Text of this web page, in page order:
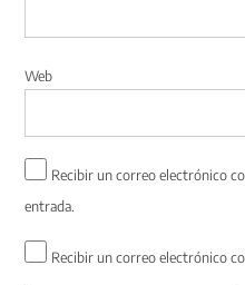
Web
Recibir un correo electrónico
entrada.
Recibir un correo electrónico